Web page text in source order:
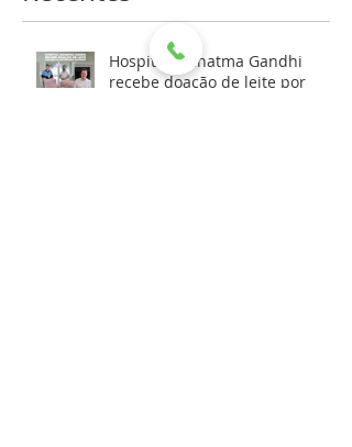
Hospital Mahatma Gandhi
recebe doação de leite por